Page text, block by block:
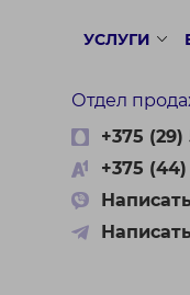
УСЛУГИ
Отдел
+375 (29)
+375